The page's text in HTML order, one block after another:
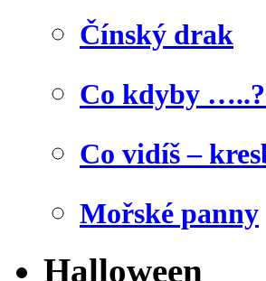
Čínský drak
Co kdyby
Co vidíš –
Mořské panny
Halloween